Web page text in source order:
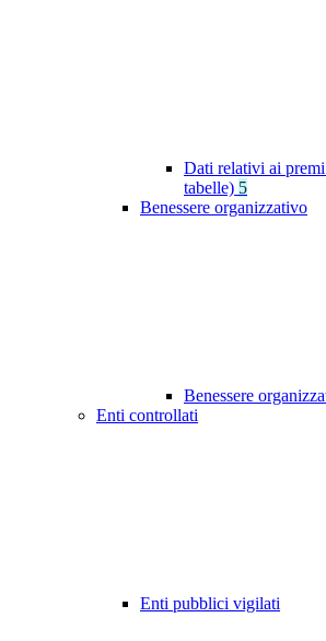
Dati relativi ai
tabelle) 5
Benessere organizzativo
Benessere
Enti controllati
Enti pubblici vigilati